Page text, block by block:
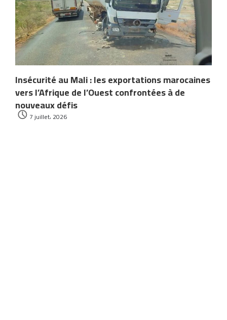
Insécurité au Mali : les exportations marocaines
vers l’Afrique de l’Ouest confrontées à de
nouveaux défis
7 juillet، 2026